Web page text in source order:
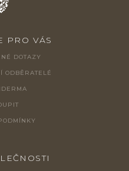
PRO VÁS
DOTAZY
ODBĚRATELÉ